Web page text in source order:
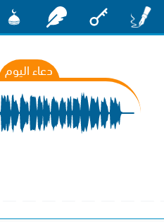
دعاء اليوم